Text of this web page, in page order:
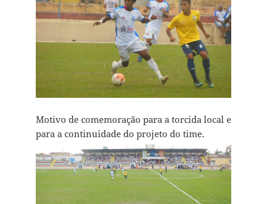
Motivo de comemoração para a torcida local e
para a continuidade do projeto do time.